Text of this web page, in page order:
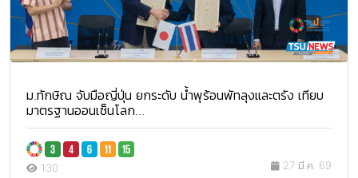
ม.ทักษิณ จับมือญี่ปุ่น ยกระดับ น้ำพุร้อนพัทลุงและตรัง เทียบ
มาตรฐานออนเซ็นโลก...
130 27 มี.ค. 69